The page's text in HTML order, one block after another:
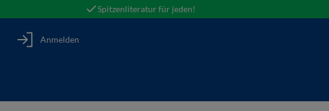
Spitzenliteratur für jeden!
Anmelden